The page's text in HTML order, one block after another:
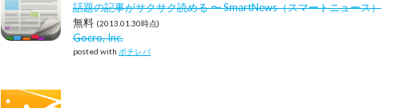
話題の記事がサクサク読める 〜 SmartNews（スマートニュース）
無料 (2013.01.30時点)
Gocro, Inc.
posted with ポチレバ